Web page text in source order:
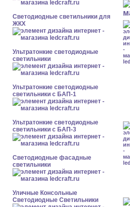
Светодиодные светильники для
ЖКХ
Ультратонкие светодиодные
светильники
Ультратонкие светодиодные
светильники с БАП-1
Ультратонкие светодиодные
светильники с БАП-3
Светодиодные фасадные
светильники
Уличные Консольные
Светодиодные Светильники